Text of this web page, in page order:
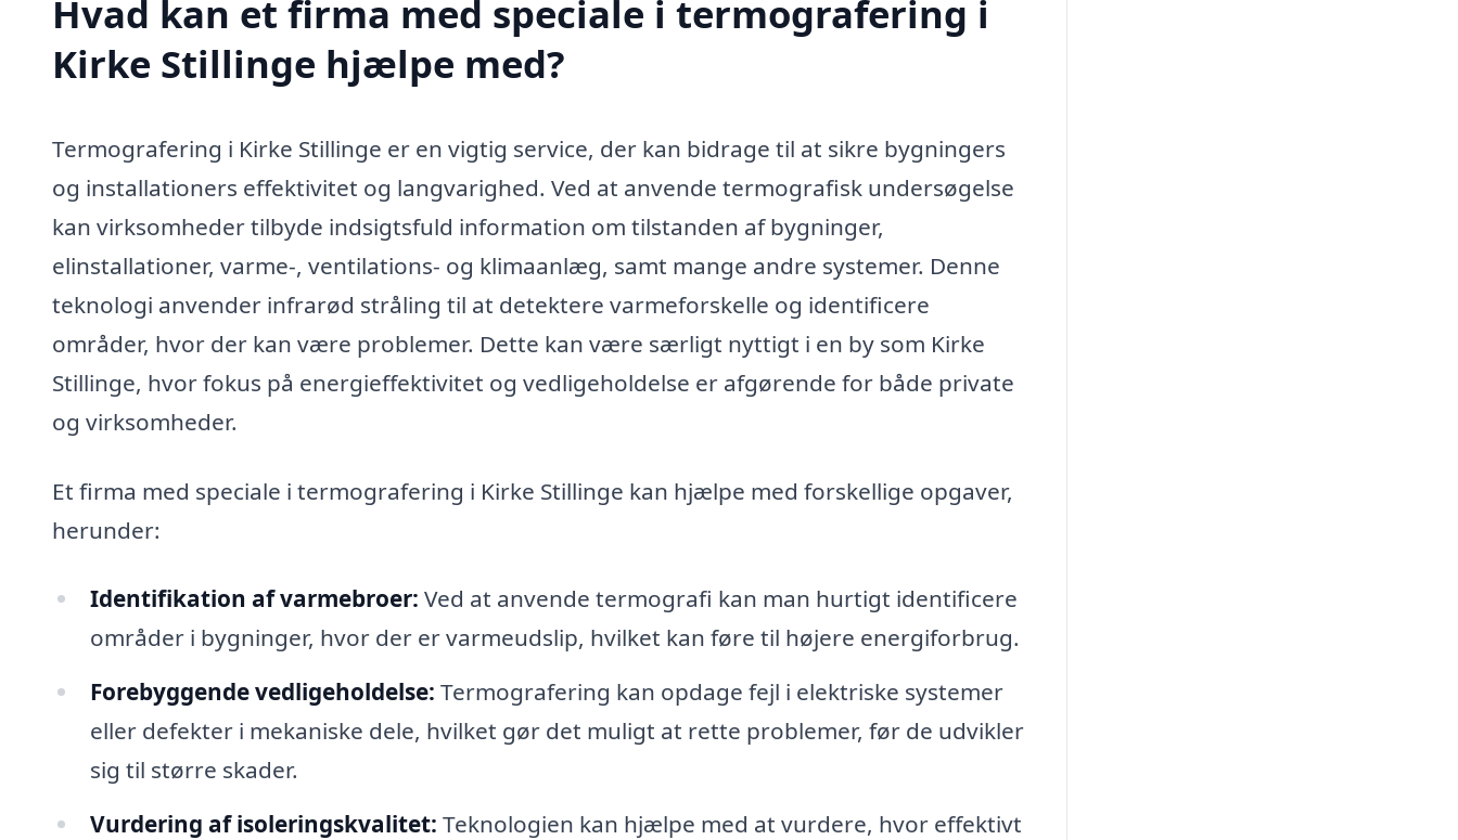
Hvad kan et firma med speciale i termografering i
Kirke Stillinge hjælpe med?
Termografering i Kirke Stillinge er en vigtig service, der kan bidrage til at sikre bygningers
og installationers effektivitet og langvarighed. Ved at anvende termografisk undersøgelse
kan virksomheder tilbyde indsigtsfuld information om tilstanden af bygninger,
elinstallationer, varme-, ventilations- og klimaanlæg, samt mange andre systemer. Denne
teknologi anvender infrarød stråling til at detektere varmeforskelle og identificere
områder, hvor der kan være problemer. Dette kan være særligt nyttigt i en by som Kirke
Stillinge, hvor fokus på energieffektivitet og vedligeholdelse er afgørende for både private
og virksomheder.
Et firma med speciale i termografering i Kirke Stillinge kan hjælpe med forskellige opgaver,
herunder:
Identifikation af varmebroer: Ved at anvende termografi kan man hurtigt identificere
områder i bygninger, hvor der er varmeudslip, hvilket kan føre til højere energiforbrug.
Forebyggende vedligeholdelse: Termografering kan opdage fejl i elektriske systemer
eller defekter i mekaniske dele, hvilket gør det muligt at rette problemer, før de udvikler
sig til større skader.
Vurdering af isoleringskvalitet: Teknologien kan hjælpe med at vurdere, hvor effektivt